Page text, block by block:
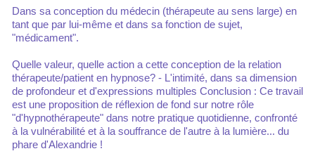
Dans sa conception du médecin (thérapeute au sens large) en
tant que par lui-même et dans sa fonction de sujet,
"médicament".
Quelle valeur, quelle action a cette conception de la relation
thérapeute/patient en hypnose? - L'intimité, dans sa dimension
de profondeur et d'expressions multiples Conclusion : Ce travail
est une proposition de réflexion de fond sur notre rôle
"d'hypnothérapeute" dans notre pratique quotidienne, confronté
à la vulnérabilité et à la souffrance de l'autre à la lumière... du
phare d'Alexandrie !